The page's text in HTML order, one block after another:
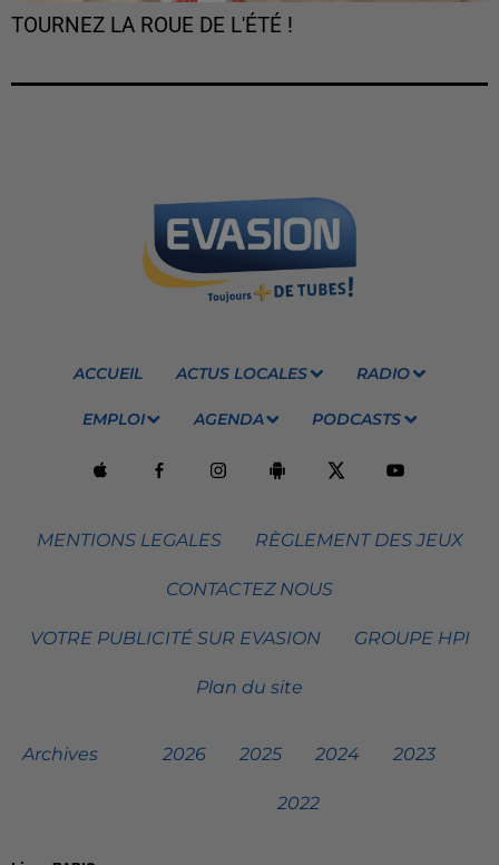
TOURNEZ LA ROUE DE L'ÉTÉ !
ACCUEIL ACTUS LOCALES RADIO
EMPLOI AGENDA PODCASTS
MENTIONS LEGALES RÈGLEMENT DES JEUX
CONTACTEZ NOUS
VOTRE PUBLICITÉ SUR EVASION GROUPE HPI
Plan du site
Archives 2026 2025 2024 2023
2022